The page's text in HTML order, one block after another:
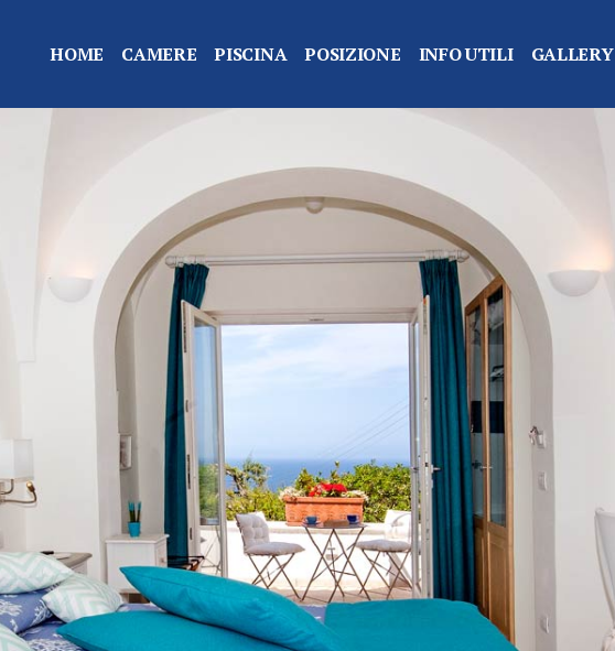
HOME CAMERE PISCINA POSIZIONE INFO UTILI GALLERY